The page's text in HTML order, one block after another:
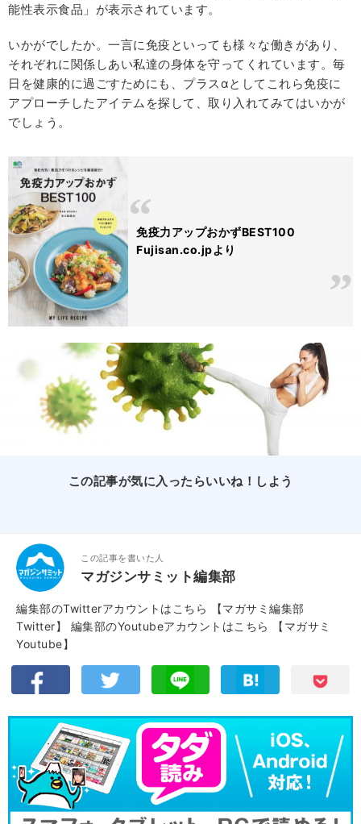
能性表示食品」が表示されています。
いかがでしたか。一言に免疫といっても様々な働きがあり、
それぞれに関係しあい私達の身体を守ってくれています。毎
日を健康的に過ごすためにも、プラスαとしてこれら免疫に
アプローチしたアイテムを探して、取り入れてみてはいかが
でしょう。
免疫力アップおかずBEST100
Fujisan.co.jpより
この記事が気に入ったらいいね！しよう
この記事を書いた人
マガジンサミット編集部
編集部のTwitterアカウントはこちら
【マガサミ編集部
Twitter】
編集部のYoutubeアカウントはこちら
【マガサミ
Youtube】